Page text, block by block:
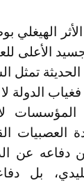
الهيغلي
الأعلى
الحديثة
الدولة
المؤسسات
العصبيات
دفاعه عن
بل